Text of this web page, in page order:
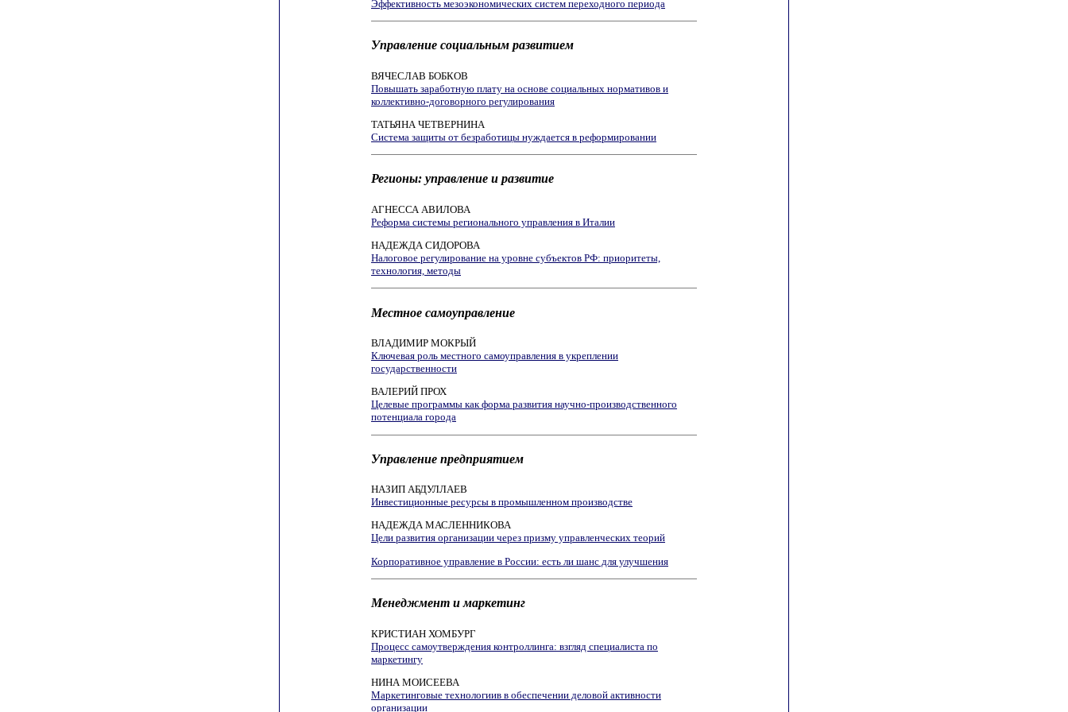
Эффективность мезоэкономических систем переходного периода
Управление социальным развитием
ВЯЧЕСЛАВ БОБКОВ
Повышать заработную плату на основе социальных нормативов и
коллективно-договорного регулирования
ТАТЬЯНА ЧЕТВЕРНИНА
Система защиты от безработицы нуждается в реформировании
Регионы: управление и развитие
АГНЕССА АВИЛОВА
Реформа системы регионального управления в Италии
НАДЕЖДА СИДОРОВА
Налоговое регулирование на уровне субъектов РФ: приоритеты,
технология, методы
Местное самоуправление
ВЛАДИМИР МОКРЫЙ
Ключевая роль местного самоуправления в укреплении
государственности
ВАЛЕРИЙ ПРОХ
Целевые программы как форма развития научно-производственного
потенциала города
Управление предприятием
НАЗИП АБДУЛЛАЕВ
Инвестиционные ресурсы в промышленном производстве
НАДЕЖДА МАСЛЕННИКОВА
Цели развития организации через призму управленческих теорий
Корпоративное управление в России: есть ли шанс для улучшения
Менеджмент и маркетинг
КРИСТИАН ХОМБУРГ
Процесс самоутверждения контроллинга: взгляд специалиста по
маркетингу
НИНА МОИСЕЕВА
Маркетинговые технологиив в обеспечении деловой активности
организации